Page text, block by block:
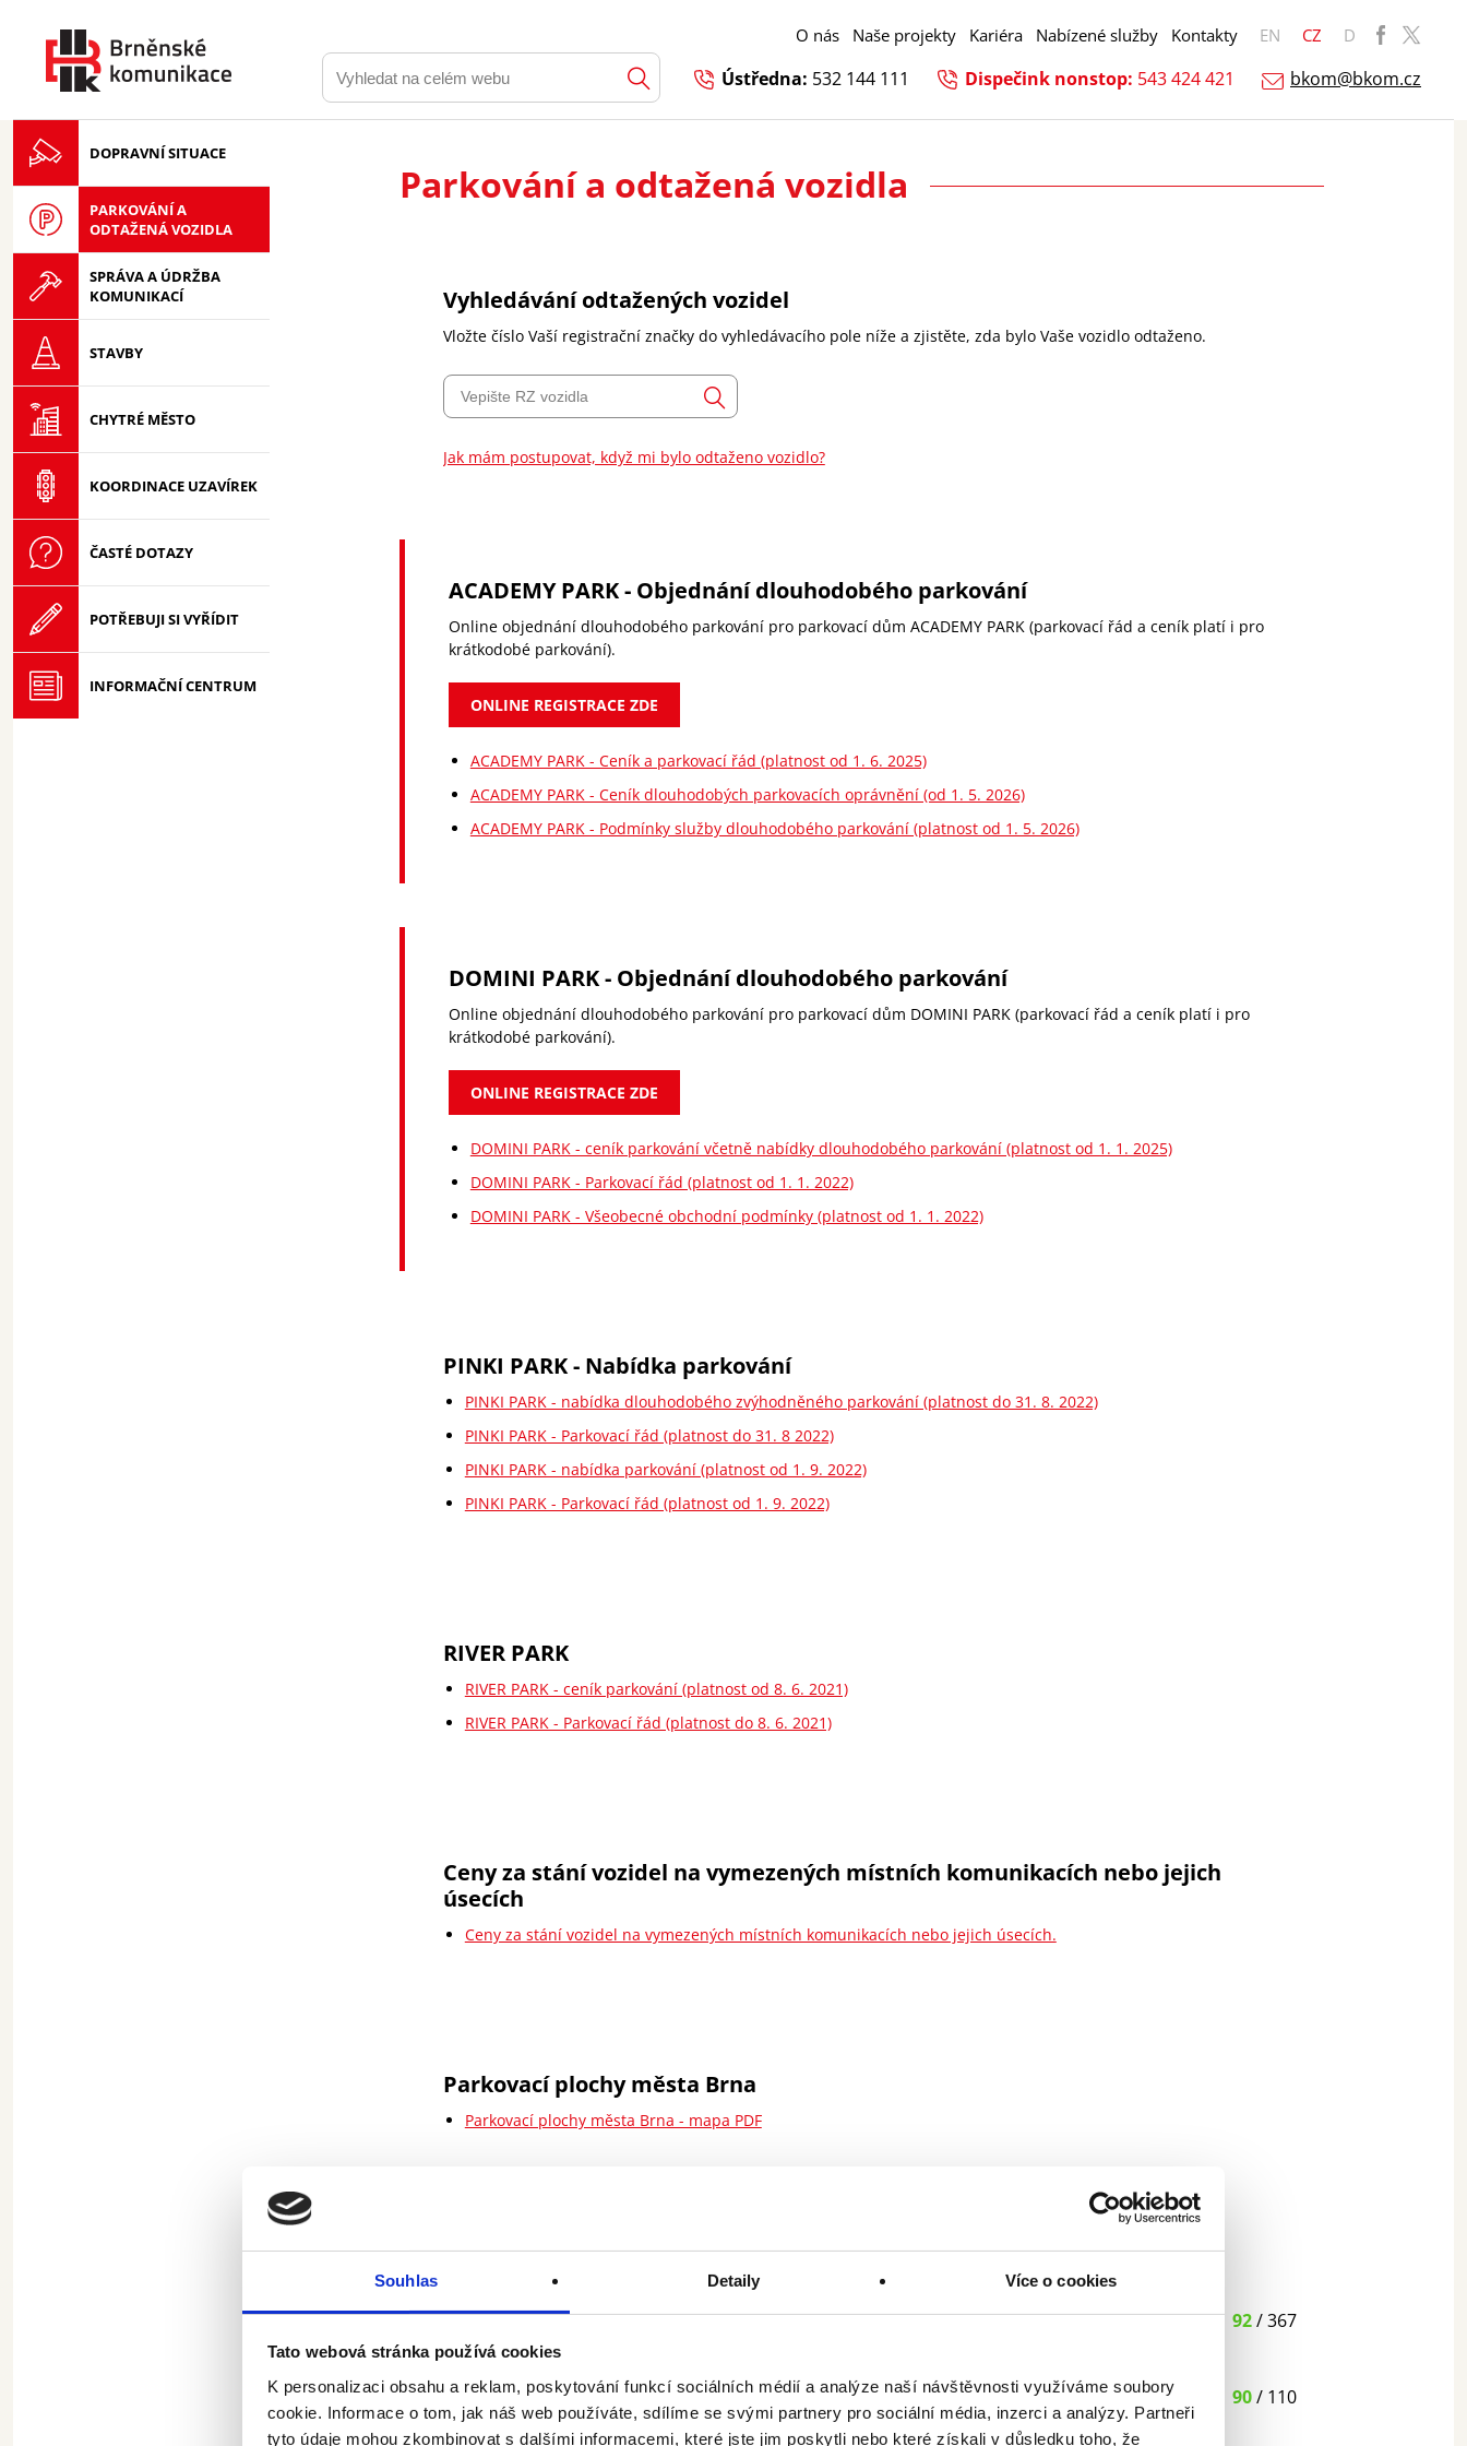
Souhlas Detaily Více o cookies
Tato webová stránka používá cookies
K personalizaci obsahu a reklam, poskytování funkcí sociálních médií a analýze naší návštěvnosti využíváme soubory
cookie. Informace o tom, jak náš web používáte, sdílíme se svými partnery pro sociální média, inzerci a analýzy. Partneři
tyto údaje mohou zkombinovat s dalšími informacemi, které jste jim poskytli nebo které získali v důsledku toho, že
O nás Naše projekty Kariéra Nabízené služby Kontakty EN CZ D
Ústředna: 532 144 111 Dispečink nonstop: 543 424 421 bkom@bkom.cz
Parkování a odtažená vozidla
Vyhledávání odtažených vozidel
Vložte číslo Vaší registrační značky do vyhledávacího pole níže a zjistěte, zda bylo Vaše vozidlo odtaženo.
Jak mám postupovat, když mi bylo odtaženo vozidlo?
ACADEMY PARK - Objednání dlouhodobého parkování
Online objednání dlouhodobého parkování pro parkovací dům ACADEMY PARK (parkovací řád a ceník platí i pro
krátkodobé parkování).
ONLINE REGISTRACE ZDE
ACADEMY PARK - Ceník a parkovací řád (platnost od 1. 6. 2025)
ACADEMY PARK - Ceník dlouhodobých parkovacích oprávnění (od 1. 5. 2026)
ACADEMY PARK - Podmínky služby dlouhodobého parkování (platnost od 1. 5. 2026)
DOMINI PARK - Objednání dlouhodobého parkování
Online objednání dlouhodobého parkování pro parkovací dům DOMINI PARK (parkovací řád a ceník platí i pro
krátkodobé parkování).
ONLINE REGISTRACE ZDE
DOMINI PARK - ceník parkování včetně nabídky dlouhodobého parkování (platnost od 1. 1. 2025)
DOMINI PARK - Parkovací řád (platnost od 1. 1. 2022)
DOMINI PARK - Všeobecné obchodní podmínky (platnost od 1. 1. 2022)
PINKI PARK - Nabídka parkování
PINKI PARK - nabídka dlouhodobého zvýhodněného parkování (platnost do 31. 8. 2022)
PINKI PARK - Parkovací řád (platnost do 31. 8 2022)
PINKI PARK - nabídka parkování (platnost od 1. 9. 2022)
PINKI PARK - Parkovací řád (platnost od 1. 9. 2022)
RIVER PARK
RIVER PARK - ceník parkování (platnost od 8. 6. 2021)
RIVER PARK - Parkovací řád (platnost do 8. 6. 2021)
Ceny za stání vozidel na vymezených místních komunikacích nebo jejich
úsecích
Ceny za stání vozidel na vymezených místních komunikacích nebo jejich úsecích.
Parkovací plochy města Brna
Parkovací plochy města Brna - mapa PDF
Parkovací dům DOMINI PARK – Brno, Husova 712/14a 92/ 367
P + R parkovací dům RIVER PARK, Polní 1033/35 90/ 110
DOPRAVNÍ SITUACE
PARKOVÁNÍ A
ODTAŽENÁ VOZIDLA
SPRÁVA A ÚDRŽBA
KOMUNIKACÍ
STAVBY
CHYTRÉ MĚSTO
KOORDINACE UZAVÍREK
ČASTÉ DOTAZY
POTŘEBUJI SI VYŘÍDIT
INFORMAČNÍ CENTRUM